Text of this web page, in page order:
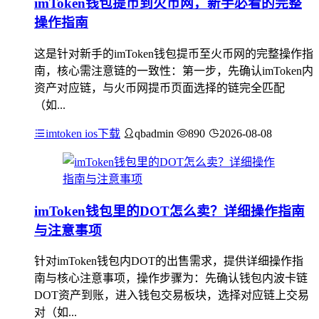
imToken钱包提币到火币网，新手必看的完整
操作指南
这是针对新手的imToken钱包提币至火币网的完整操作指
南，核心需注意链的一致性：第一步，先确认imToken内
资产对应链，与火币网提币页面选择的链完全匹配
（如...
imtoken ios下载 qbadmin 890 2026-08-08
imToken钱包里的DOT怎么卖？详细操作指南
与注意事项
针对imToken钱包内DOT的出售需求，提供详细操作指
南与核心注意事项，操作步骤为：先确认钱包内波卡链
DOT资产到账，进入钱包交易板块，选择对应链上交易
对（如...